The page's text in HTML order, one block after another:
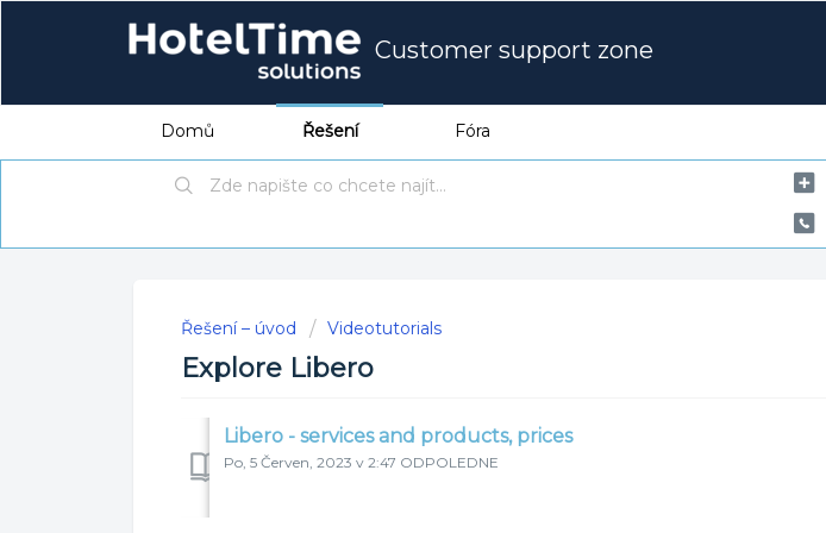
Customer support zone
Domů Řešení Fóra
Řešení – úvod Videotutorials
Explore Libero
Libero - services and products, prices
Po, 5 Červen, 2023 v 2:47 ODPOLEDNE